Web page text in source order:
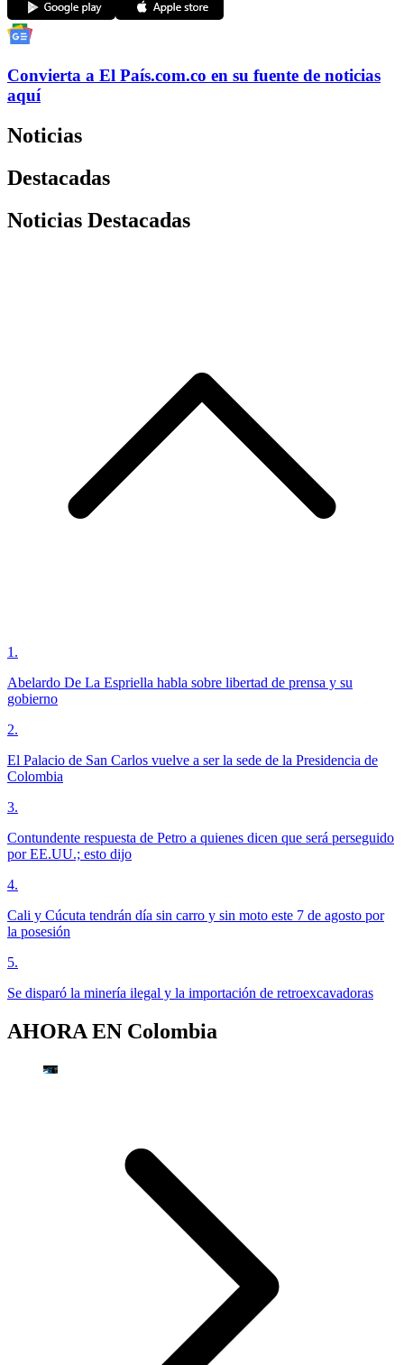
Convierta a El País.com.co en su fuente de noticias
aquí
Noticias
Destacadas
Noticias Destacadas
1 .
Abelardo De La Espriella habla sobre libertad de prensa y su
gobierno
2.
El Palacio de San Carlos vuelve a ser la sede de la Presidencia de
Colombia
3.
Contundente respuesta de Petro a quienes dicen que será perseguido
por EE.UU.; esto dijo
4.
Cali y Cúcuta tendrán día sin carro y sin moto este 7 de agosto por
la posesión
5.
Se disparó la minería ilegal y la importación de retroexcavadoras
AHORA EN Colombia